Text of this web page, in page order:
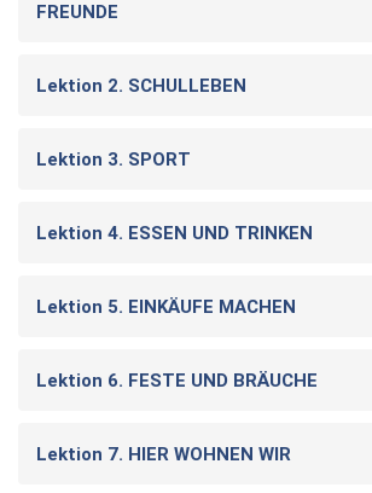
FREUNDE
Lektion 2. SCHULLEBEN
Lektion 3. SPORT
Lektion 4. ESSEN UND TRINKEN
Lektion 5. EINKÄUFE MACHEN
Lektion 6. FESTE UND BRÄUCHE
Lektion 7. HIER WOHNEN WIR